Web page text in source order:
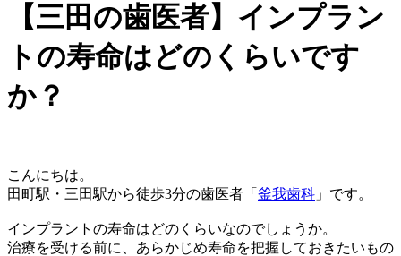
【三田の歯医者】インプラン
トの寿命はどのくらいです
か？
こんにちは。
田町駅・三田駅から徒歩3分の歯医者「 釜我歯科 」です。
インプラントの寿命はどのくらいなのでしょうか。
治療を受ける前に、あらかじめ寿命を把握しておきたいもの